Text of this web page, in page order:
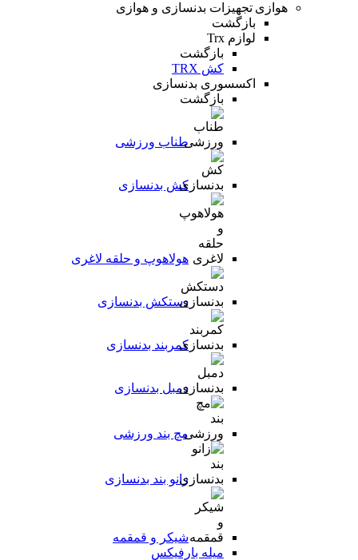
تجهیزات بدنسازی و هوازی
بازگشت
لوازم Trx
بازگشت
کش TRX
اکسسوری بدنسازی
بازگشت
طناب ورزشی
کش بدنسازی
هولاهوپ و حلقه لاغری
دستکش بدنسازی
کمربند بدنسازی
دمبل بدنسازی
مچ بند ورزشی
زانو بند بدنسازی
شیکر و قمقمه
میله بارفیکس